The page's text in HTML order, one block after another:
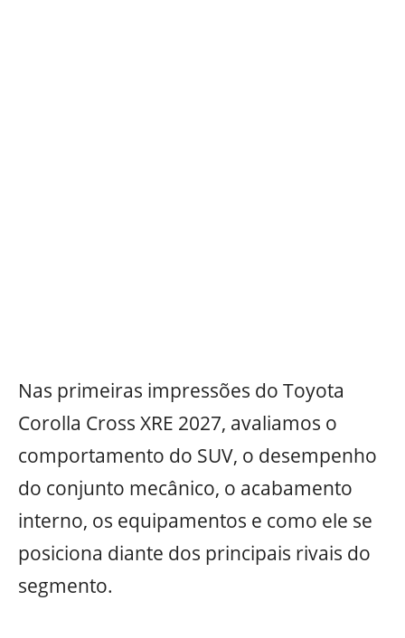
Nas primeiras impressões do Toyota
Corolla Cross XRE 2027, avaliamos o
comportamento do SUV, o desempenho
do conjunto mecânico, o acabamento
interno, os equipamentos e como ele se
posiciona diante dos principais rivais do
segmento.